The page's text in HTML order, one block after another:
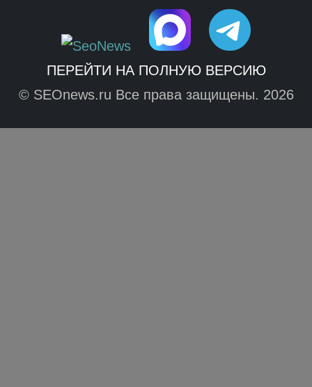
ПЕРЕЙТИ НА ПОЛНУЮ ВЕРСИЮ
© SEOnews.ru Все права защищены. 2026